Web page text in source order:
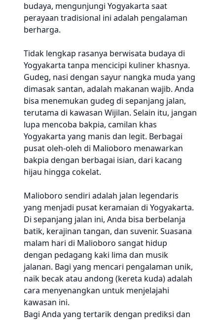
budaya, mengunjungi Yogyakarta saat
perayaan tradisional ini adalah pengalaman
berharga.
Tidak lengkap rasanya berwisata budaya di
Yogyakarta tanpa mencicipi kuliner khasnya.
Gudeg, nasi dengan sayur nangka muda yang
dimasak santan, adalah makanan wajib. Anda
bisa menemukan gudeg di sepanjang jalan,
terutama di kawasan Wijilan. Selain itu, jangan
lupa mencoba bakpia, camilan khas
Yogyakarta yang manis dan legit. Berbagai
pusat oleh-oleh di Malioboro menawarkan
bakpia dengan berbagai isian, dari kacang
hijau hingga cokelat.
Malioboro sendiri adalah jalan legendaris
yang menjadi pusat keramaian di Yogyakarta.
Di sepanjang jalan ini, Anda bisa berbelanja
batik, kerajinan tangan, dan suvenir. Suasana
malam hari di Malioboro sangat hidup
dengan pedagang kaki lima dan musik
jalanan. Bagi yang mencari pengalaman unik,
naik becak atau andong (kereta kuda) adalah
cara menyenangkan untuk menjelajahi
kawasan ini.
Bagi Anda yang tertarik dengan prediksi dan